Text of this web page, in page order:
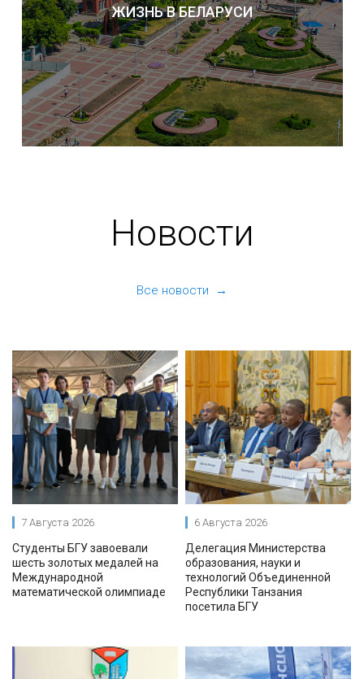
ЖИЗНЬ В БЕЛАРУСИ
Новости
Все новости →
7 Августа 2026
Студенты БГУ завоевали
шесть золотых медалей на
Международной
математической олимпиаде
6 Августа 2026
Делегация Министерства
образования, науки и
технологий Объединенной
Республики Танзания
посетила БГУ